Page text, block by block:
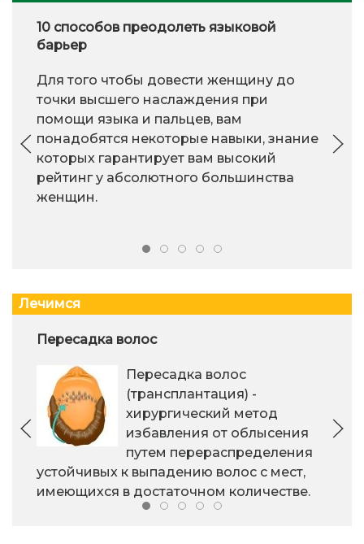
10 способов преодолеть языковой
барьер
Для того чтобы довести женщину до
точки высшего наслаждения при
помощи языка и пальцев, вам
понадобятся некоторые навыки, знание
которых гарантирует вам высокий
рейтинг у абсолютного большинства
женщин.
Лечимся
Пересадка волос
Пересадка волос
(трансплантация) -
хирургический метод
избавления от облысения
путем перераспределения
устойчивых к выпадению волос с мест,
имеющихся в достаточном количестве.